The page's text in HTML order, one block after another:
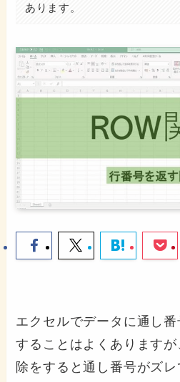
あります。
エクセルでデータに通し
することはよくあります
除をすると通し番号がズ